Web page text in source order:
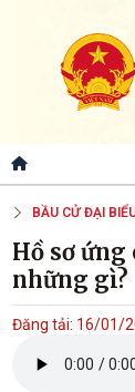
BẦU CỬ ĐẠI
Hồ sơ ứng
những gì?
Đăng tải: 16/01/